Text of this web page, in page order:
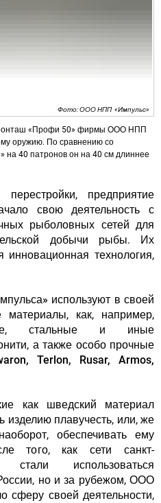
Фото: ООО НПП «Импульс»
«Профи 50» фирмы ООО НПП
оружию. По сравнению со
40 патронов он на 40 см длиннее
предприятие
свою деятельность с
рыболовных сетей для
добычи рыбы. Их
инновационная технология,
используют в своей
как, например,
стальные и иные
а также особо прочные
Terlon, Rusar, Armos,
как шведский материал
изделию плавучесть, или, же
обеспечивать ему
того, как сети санкт-
стали использоваться
но и за рубежом, ООО
сферу своей деятельности,